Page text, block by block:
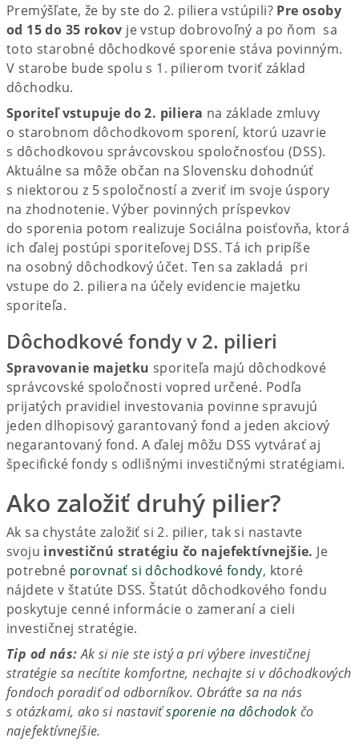
Premýšľate, že by ste do 2. piliera vstúpili? Pre osoby
od 15 do 35 rokov je vstup dobrovoľný a po ňom sa
toto starobné dôchodkové sporenie stáva povinným.
V starobe bude spolu s 1. pilierom tvoriť základ
dôchodku.
Sporiteľ vstupuje do 2. piliera na základe zmluvy
o starobnom dôchodkovom sporení, ktorú uzavrie
s dôchodkovou správcovskou spoločnosťou (DSS).
Aktuálne sa môže občan na Slovensku dohodnúť
s niektorou z 5 spoločností a zveriť im svoje úspory
na zhodnotenie. Výber povinných príspevkov
do sporenia potom realizuje Sociálna poisťovňa, ktorá
ich ďalej postúpi sporiteľovej DSS. Tá ich pripíše
na osobný dôchodkový účet. Ten sa zakladá pri
vstupe do 2. piliera na účely evidencie majetku
sporiteľa.
Dôchodkové fondy v 2. pilieri
Spravovanie majetku sporiteľa majú dôchodkové
správcovské spoločnosti vopred určené. Podľa
prijatých pravidiel investovania povinne spravujú
jeden dlhopisový garantovaný fond a jeden akciový
negarantovaný fond. A ďalej môžu DSS vytvárať aj
špecifické fondy s odlišnými investičnými stratégiami.
Ako založiť druhý pilier?
Ak sa chystáte založiť si 2. pilier, tak si nastavte
svoju investičnú stratégiu čo najefektívnejšie. Je
potrebné porovnať si dôchodkové fondy, ktoré
nájdete v štatúte DSS. Štatút dôchodkového fondu
poskytuje cenné informácie o zameraní a cieli
investičnej stratégie.
Tip od nás:Ak si nie ste istý a pri výbere investičnej
stratégie sa necítite komfortne, nechajte si v dôchodkových
fondoch poradiť od odborníkov. Obráťte sa na nás
s otázkami, ako si nastaviťsporenie na dôchodok čo
najefektívnejšie.